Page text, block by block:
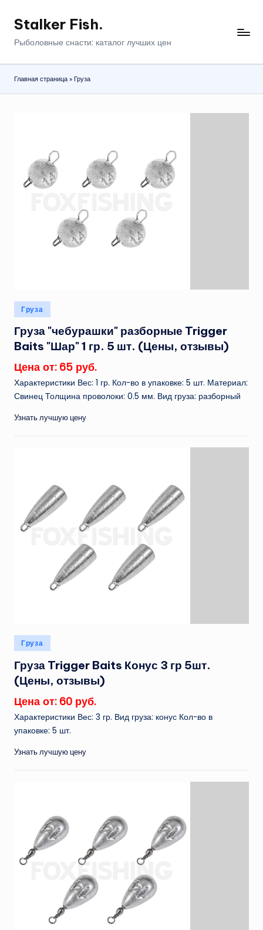
Перейти
Stalker Fish.
Рыболовные снасти: каталог лучших цен
Главная страница» Груза
Опубликовано
в
Груза
Груза "чебурашки" разборные Trigger
Baits "Шар" 1 гр. 5 шт. (Цены, отзывы)
Цена от: 65 руб.
Характеристики Вес: 1 гр. Кол-во в упаковке: 5 шт. Материал:
Свинец Толщина проволоки: 0.5 мм. Вид груза: разборный
Узнать лучшую цену
Опубликовано
в
Груза
Груза Trigger Baits Конус 3 гр 5шт.
(Цены, отзывы)
Цена от: 60 руб.
Характеристики Вес: 3 гр. Вид груза: конус Кол-во в
упаковке: 5 шт.
Узнать лучшую цену